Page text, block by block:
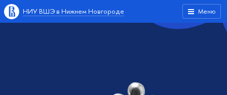
Меню
НИУ ВШЭ в Нижнем Новгороде